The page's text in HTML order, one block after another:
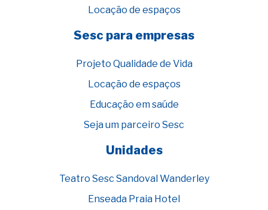
Locação de espaços
Sesc para empresas
Projeto Qualidade de Vida
Locação de espaços
Educação em saúde
Seja um parceiro Sesc
Unidades
Teatro Sesc Sandoval Wanderley
Enseada Praia Hotel